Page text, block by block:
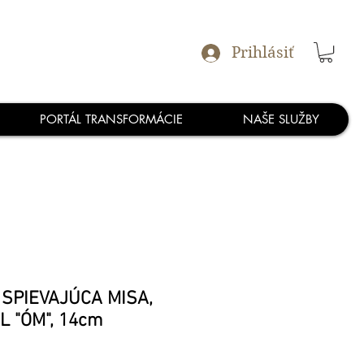
Prihlásiť
PORTÁL TRANSFORMÁCIE NAŠE SLUŽBY
MISA,
"ÓM", 14cm